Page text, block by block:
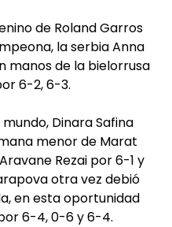
de Roland Garros
la serbia Anna
manos de la bielorrusa
6-2, 6-3.
Dinara Safina
menor de Marat
Rezai por 6-1 y
otra vez debió
en esta oportunidad
6-4, 0-6 y 6-4.